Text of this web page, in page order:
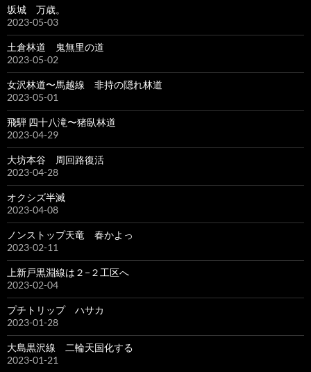
坂城 万歳。
2023-05-03
土倉林道 鬼無里の道
2023-05-02
女沢林道〜馬越線 非持の隠れ林道
2023-05-01
飛騨 四十八滝〜猪臥林道
2023-04-29
大坊本谷 周回路復活
2023-04-28
オクシズ半滅
2023-04-08
ノンストップ天竜 春かよっ
2023-02-11
上新戸黒淵線は２−２工区へ
2023-02-04
プチトリップ ハサカ
2023-01-28
大島黒沢線 二輪天国化する
2023-01-21